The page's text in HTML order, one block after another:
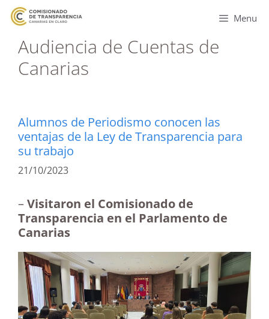
Menu
Audiencia de Cuentas de
Canarias
Alumnos de Periodismo conocen las
ventajas de la Ley de Transparencia para
su trabajo
21/10/2023
–Visitaron el Comisionado de
Transparencia en el Parlamento de
Canarias